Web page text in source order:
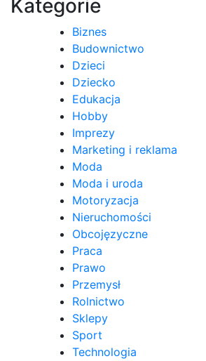
Kategorie
Biznes
Budownictwo
Dzieci
Dziecko
Edukacja
Hobby
Imprezy
Marketing i reklama
Moda
Moda i uroda
Motoryzacja
Nieruchomości
Obcojęzyczne
Praca
Prawo
Przemysł
Rolnictwo
Sklepy
Sport
Technologia